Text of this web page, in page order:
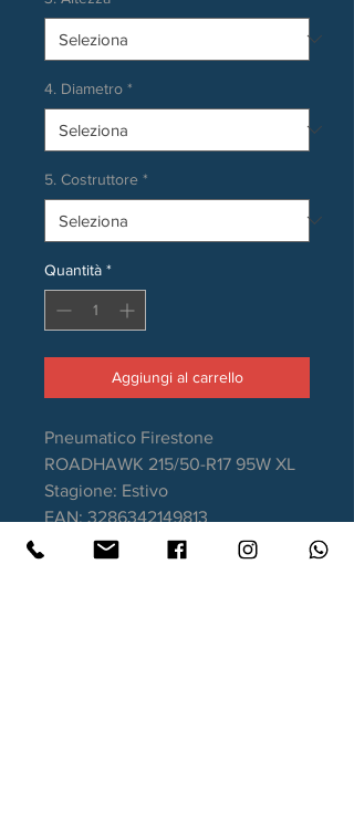
4. Diametro *
5. Costruttore *
Quantità *
Aggiungi al carrello
Pneumatico Firestone
ROADHAWK 215/50-R17 95W XL
Stagione: Estivo
EAN: 3286342149813
Aderenza sul bagnato: A